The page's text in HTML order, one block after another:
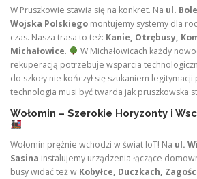
W Pruszkowie stawia się na konkret. Na ul.
Wojska Polskiego montujemy systemy dla
czas. Nasza trasa to też: Kanie, Otrębusy,
Michałowice.
W Michałowicach każdy
rekuperacją potrzebuje wsparcia
do szkoły nie kończył się szukaniem legitymacji
technologia musi być twarda jak pruszkowska
Wołomin – Szerokie Horyzonty i
Wołomin prężnie wchodzi w świat IoT! Na ul.
Sasina instalujemy urządzenia łączące
busy widać też w Kobyłce, Duczkach,